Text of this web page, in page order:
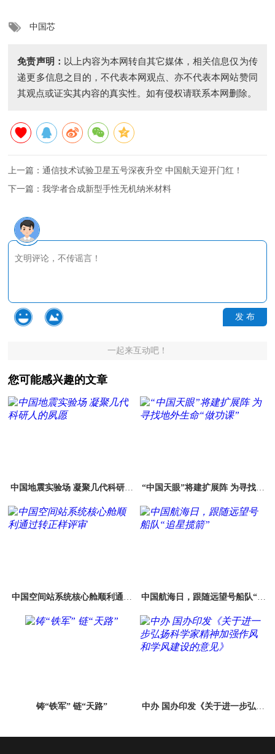
中国芯
免责声明： 以上内容为本网转自其它媒体，相关信息仅为传
递更多信息之目的，不代表本网观点、亦不代表本网站赞同
其观点或证实其内容的真实性。如有侵权请联系本网删除。
上一篇：通信技术试验卫星五号深夜升空 中国航天迎开门红！
下一篇：我学者合成新型手性无机纳米材料
发 布
一起来互动吧！
您可能感兴趣的文章
中国地震实验场 凝聚几代科研人
“中国天眼”将建扩展阵 为寻找地
中国空间站系统核心舱顺利通过
中国航海日，跟随远望号船队“追
铸“铁军” 链“天路”
中办 国办印发《关于进一步弘扬